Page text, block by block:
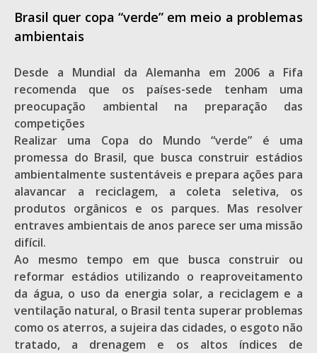
Brasil quer copa “verde” em meio a problemas
ambientais
Desde a Mundial da Alemanha em 2006 a Fifa
recomenda que os países-sede tenham uma
preocupação ambiental na preparação das
competições
Realizar uma Copa do Mundo “verde” é uma
promessa do Brasil, que busca construir estádios
ambientalmente sustentáveis e prepara ações para
alavancar a reciclagem, a coleta seletiva, os
produtos orgânicos e os parques. Mas resolver
entraves ambientais de anos parece ser uma missão
difícil.
Ao mesmo tempo em que busca construir ou
reformar estádios utilizando o reaproveitamento
da água, o uso da energia solar, a reciclagem e a
ventilação natural, o Brasil tenta superar problemas
como os aterros, a sujeira das cidades, o esgoto não
tratado, a drenagem e os altos índices de